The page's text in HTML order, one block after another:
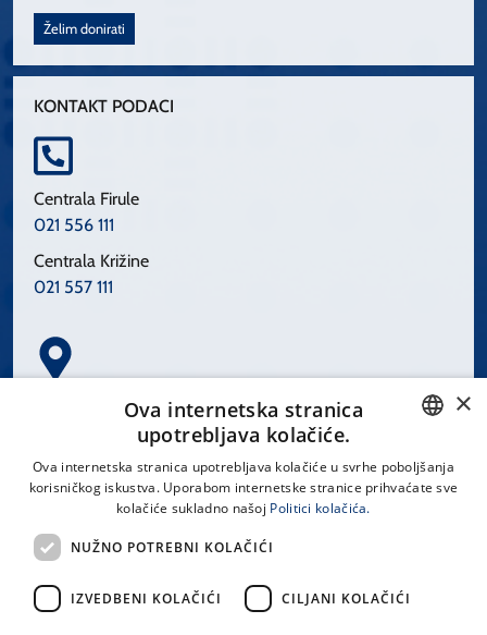
Želim donirati
KONTAKT PODACI
Centrala Firule
021 556 111
Centrala Križine
021 557 111
Spinčićeva 1, 21000 Split
LINKOVI
CROATIAN
×
Ova internetska stranica
upotrebljava kolačiće.
Ova internetska stranica upotrebljava kolačiće u svrhe poboljšanja
korisničkog iskustva. Uporabom internetske stranice prihvaćate sve
kolačiće sukladno našoj Politici kolačića.
NUŽNO POTREBNI KOLAČIĆI
IZVEDBENI KOLAČIĆI CILJANI KOLAČIĆI